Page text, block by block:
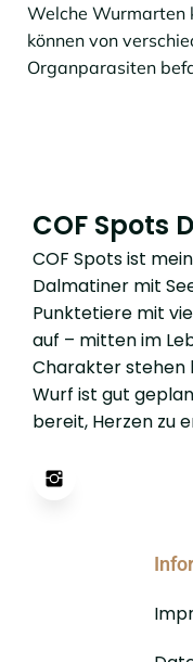
Welche Wurmarten
können von
Organparasiten
COF Spots
COF Spots ist
Dalmatiner mit
Punktetiere mit
auf – mitten im
Charakter stehen
Wurf ist gut
bereit, Herzen zu